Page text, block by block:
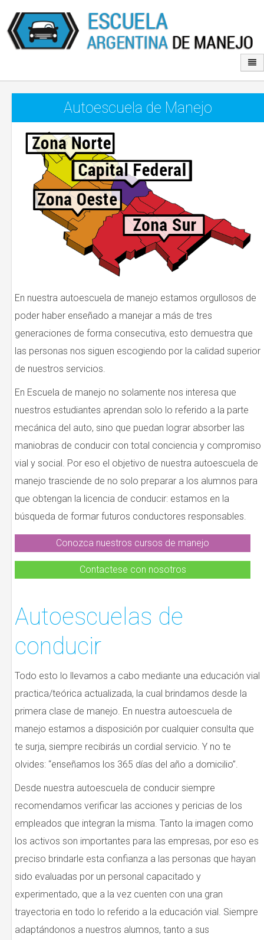
Autoescuela de Manejo
En nuestra autoescuela de manejo estamos orgullosos de
poder haber enseñado a manejar a más de tres
generaciones de forma consecutiva, esto demuestra que
las personas nos siguen escogiendo por la calidad superior
de nuestros servicios.
En Escuela de manejo no solamente nos interesa que
nuestros estudiantes aprendan solo lo referido a la parte
mecánica del auto, sino que puedan lograr absorber las
maniobras de conducir con total conciencia y compromiso
vial y social. Por eso el objetivo de nuestra autoescuela de
manejo trasciende de no solo preparar a los alumnos para
que obtengan la licencia de conducir: estamos en la
búsqueda de formar futuros conductores responsables.
Conozca nuestros cursos de manejo
Contactese con nosotros
Autoescuelas de
conducir
Todo esto lo llevamos a cabo mediante una educación vial
practica/teórica actualizada, la cual brindamos desde la
primera clase de manejo. En nuestra autoescuela de
manejo estamos a disposición por cualquier consulta que
te surja, siempre recibirás un cordial servicio. Y no te
olvides: “enseñamos los 365 días del año a domicilio”.
Desde nuestra autoescuela de conducir siempre
recomendamos verificar las acciones y pericias de los
empleados que integran la misma. Tanto la imagen como
los activos son importantes para las empresas, por eso es
preciso brindarle esta confianza a las personas que hayan
sido evaluadas por un personal capacitado y
experimentado, que a la vez cuenten con una gran
trayectoria en todo lo referido a la educación vial. Siempre
adaptándonos a nuestros alumnos, tanto a sus